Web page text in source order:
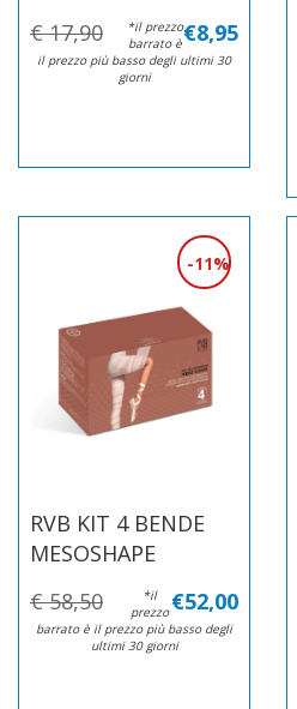
€ 17,90 €8,95
*il prezzo
barrato è
il prezzo più basso degli ultimi 30
giorni
RVB KIT 4 BENDE
MESOSHAPE
11%
€ 58,50 €52,00
*il
prezzo
barrato è il prezzo più basso degli
ultimi 30 giorni